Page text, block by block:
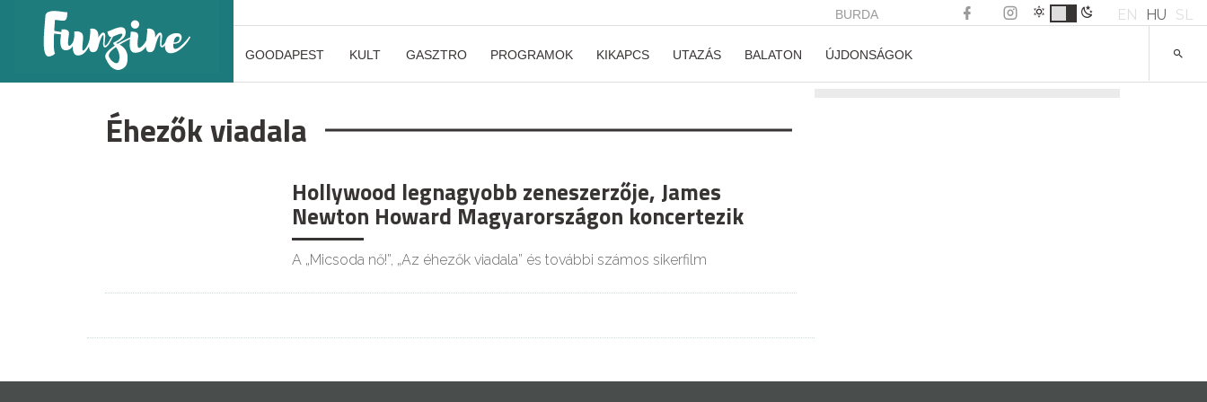
BURDA EN HU SL
GOODAPEST KULT GASZTRO PROGRAMOK KIKAPCS UTAZÁS BALATON ÚJDONSÁGOK
Éhezők viadala
Hollywood legnagyobb zeneszerzője, James
Newton Howard Magyarországon koncertezik
A „Micsoda nő!”, „Az éhezők viadala” és további számos sikerfilm